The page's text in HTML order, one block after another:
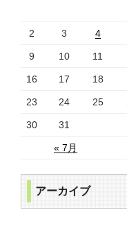
« 7月
2 3 4
9 10 11
16 17 18
23 24 25
30 31
アーカイブ